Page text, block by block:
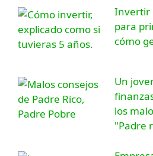
Invertir
para
cómo
Un
los
"Padre